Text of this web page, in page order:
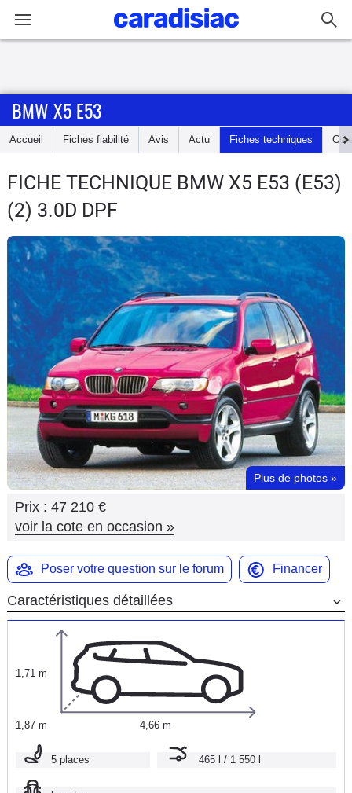
Accueil
Essais
Guide
d'achat
Electriques
Utilitaires
Flottes
Auto
Services
Forum
Moto
Marques
BMW X5 E53
Accueil Fiches fiabilité Avis Actu Fiches techniques
FICHE TECHNIQUE BMW X5 E53 (E53)
(2) 3.0D DPF
Plus de photos »
Prix : 47 210 €
voir la cote en occasion »
Poser votre question sur le forum Financer
Caractéristiques détaillées
1,71 m
1,87 m 4,66 m
5 places 465 l / 1 550 l